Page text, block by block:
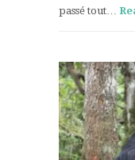
passé tout…